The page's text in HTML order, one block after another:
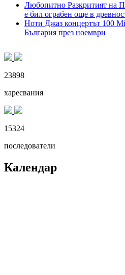
Любопитно Разкритият на
е бил ограбен още в
Ноти Джаз концертът 100
България през ноември
23898
харесвания
15324
последователи
Календар